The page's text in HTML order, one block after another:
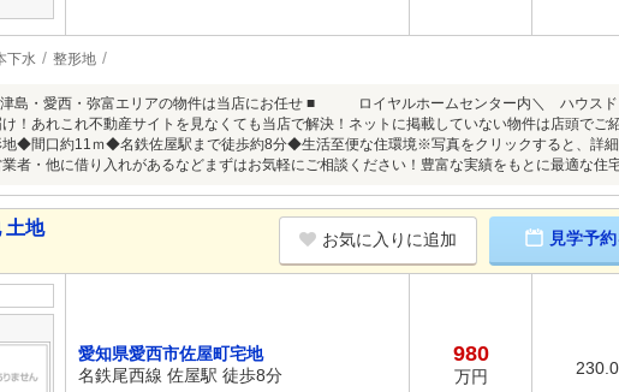
下水 整形地
島・愛西・弥富エリアの物件は当店にお任せ ■ ロイヤルホームセンター内＼ ハウス
け！あれこれ不動産サイトを見なくても当店で解決！ネットに掲載していない物件は店頭で
地◆間口約11ｍ◆名鉄佐屋駅まで徒歩約8分◆生活至便な住環境※写真をクリックすると、詳細
者・他に借り入れがあるなどまずはお気軽にご相談ください！豊富な実績をもとに最適な住
土地
お気に入りに追加 見学予
愛知県愛西市佐屋町宅地
名鉄尾西線 佐屋駅 徒歩8分
980
万円